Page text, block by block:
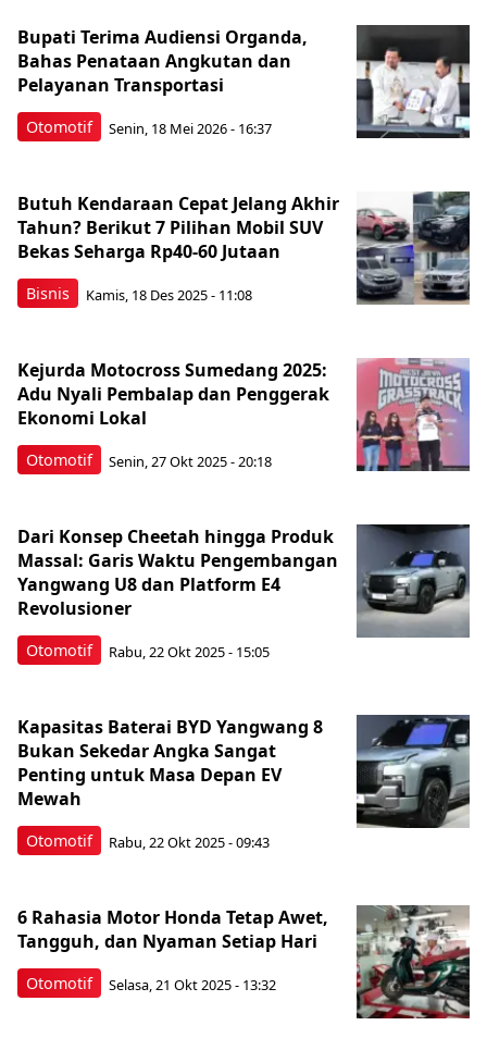
Otomotif
Bupati Terima Audiensi Organda,
Bahas Penataan Angkutan dan
Pelayanan Transportasi
Senin, 18 Mei 2026 - 16:37
Bisnis
Butuh Kendaraan Cepat Jelang Akhir
Tahun? Berikut 7 Pilihan Mobil SUV
Bekas Seharga Rp40-60 Jutaan
Kamis, 18 Des 2025 - 11:08
Otomotif
Kejurda Motocross Sumedang 2025:
Adu Nyali Pembalap dan Penggerak
Ekonomi Lokal
Senin, 27 Okt 2025 - 20:18
Otomotif
Dari Konsep Cheetah hingga Produk
Massal: Garis Waktu Pengembangan
Yangwang U8 dan Platform E4
Revolusioner
Rabu, 22 Okt 2025 - 15:05
Otomotif
Kapasitas Baterai BYD Yangwang 8
Bukan Sekedar Angka Sangat
Penting untuk Masa Depan EV
Mewah
Rabu, 22 Okt 2025 - 09:43
Otomotif
6 Rahasia Motor Honda Tetap Awet,
Tangguh, dan Nyaman Setiap Hari
Selasa, 21 Okt 2025 - 13:32